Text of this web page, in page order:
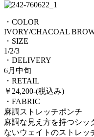
・COLOR
IVORY/CHACOAL
・SIZE
1/2/3
・DELIVERY
6月中旬
・RETAIL
￥24,200-(税込み)
・FABRIC
麻調ストレッチポンチ
麻調な見え方を持つシッ
ないウェイトのストレッ